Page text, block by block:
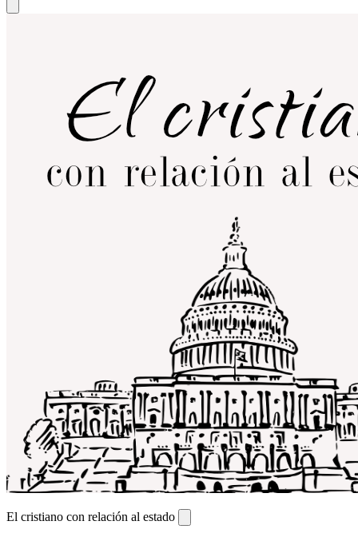
El cristiano con relación al estado